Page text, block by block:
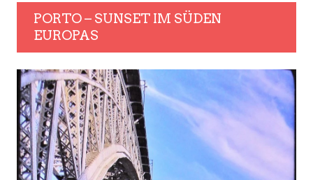
PORTO – SUNSET IM SÜDEN
EUROPAS